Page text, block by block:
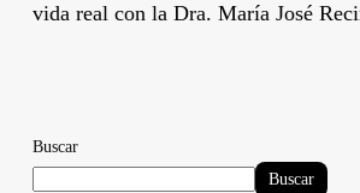
vida real con la Dra. María José
Buscar
Buscar